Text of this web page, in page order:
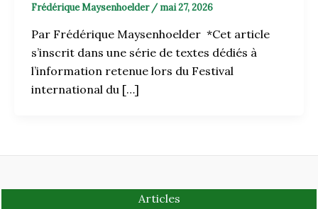
Frédérique Maysenhoelder / mai 27, 2026
Par Frédérique Maysenhoelder *Cet article
s’inscrit dans une série de textes dédiés à
l’information retenue lors du Festival
international du […]
Articles